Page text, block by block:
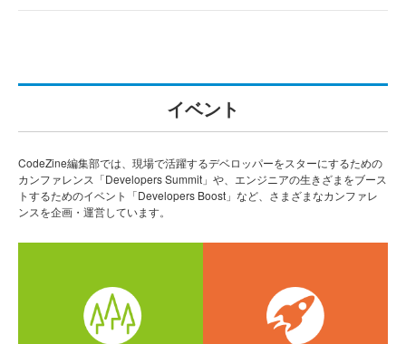
イベント
CodeZine編集部では、現場で活躍するデベロッパーをスターにするための
カンファレンス「Developers Summit」や、エンジニアの生きざまをブース
トするためのイベント「Developers Boost」など、さまざまなカンファレ
ンスを企画・運営しています。